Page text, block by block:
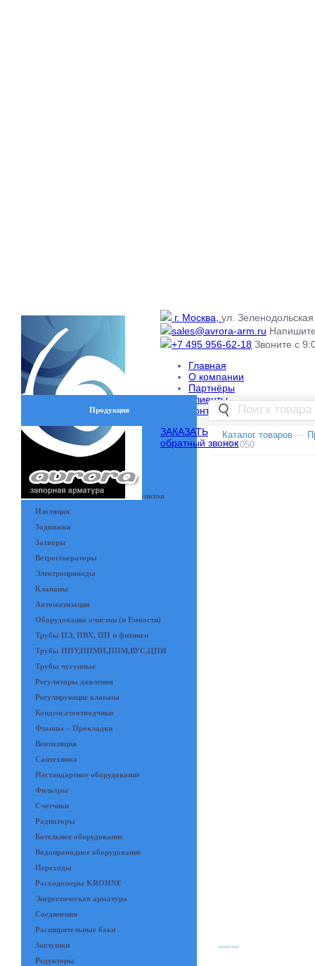
г. Москва, ул.
sales@avrora-arm.ru
+7 495 956-62-18 Звоните с
Главная
О компании
Партнёры
Клиенты
Контакты
ЗАКАЗАТЬ
обратный звонок
Продукция
Запорная арматура RIO
Теплообменники
Краны шаровые
Системы защиты тепловых пунктов
Изоляция
Задвижки
Затворы
Ветрогенераторы
Электроприводы
Клапаны
Автоматизация
Оборудование очистки (и Емкости)
Трубы ПЭ, ПВХ, ПП и фитинги
Трубы ППУ,ППМИ,ППМ,ВУС,ЦПИ
Трубы чугунные
Регуляторы давления
Регулирующие клапана
Конденсатоотводчики
Фланцы – Прокладки
Вентиляция
Сантехника
Нестандартное оборудование
Фильтры
Счетчики
Радиаторы
Котельное оборудование
Водопроводное оборудование
Переходы
Расходомеры KROHNE
Энергетическая арматура
Соединения
Расширительные баки
Заглушки
Редукторы
Каталог товаров —
20.1050